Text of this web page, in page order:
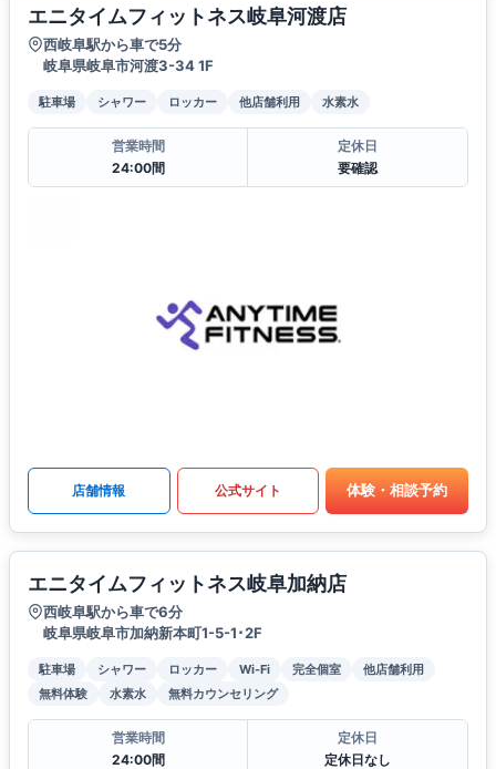
エニタイムフィットネス岐阜河渡店
西岐阜駅から車で5分
岐阜県岐阜市河渡3-34 1F
駐車場 シャワー ロッカー 他店舗利用 水素水
営業時間
24:00間
定休日
要確認
店舗情報 公式サイト 体験・相談予約
エニタイムフィットネス岐阜加納店
西岐阜駅から車で6分
岐阜県岐阜市加納新本町1-5-1･2F
駐車場 シャワー ロッカー Wi-Fi 完全個室
他店舗利用
無料体験
水素水 無料カウンセリング
営業時間
24:00間
定休日
定休日なし